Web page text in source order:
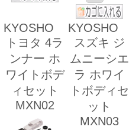
KYOSHO
トヨタ 4ラ
ンナー ホ
ワイトボデ
ィセット
MXN02
KYOSHO
スズキ ジ
ムニーシエ
ラ ホワイ
トボディセ
ット
MXN03